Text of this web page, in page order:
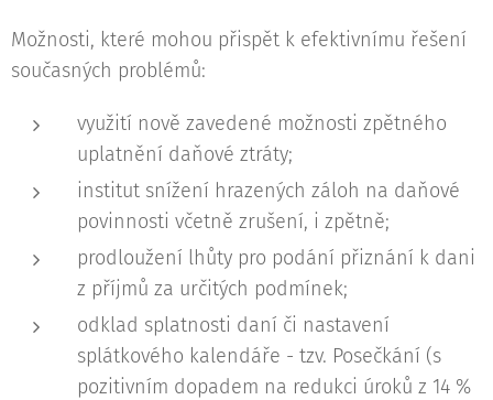
Možnosti, které mohou přispět k efektivnímu řešení
současných problémů:
využití nově zavedené možnosti zpětného
uplatnění daňové ztráty;
institut snížení hrazených záloh na daňové
povinnosti včetně zrušení, i zpětně;
prodloužení lhůty pro podání přiznání k dani
z příjmů za určitých podmínek;
odklad splatnosti daní či nastavení
splátkového kalendáře - tzv. Posečkání (s
pozitivním dopadem na redukci úroků z 14 %